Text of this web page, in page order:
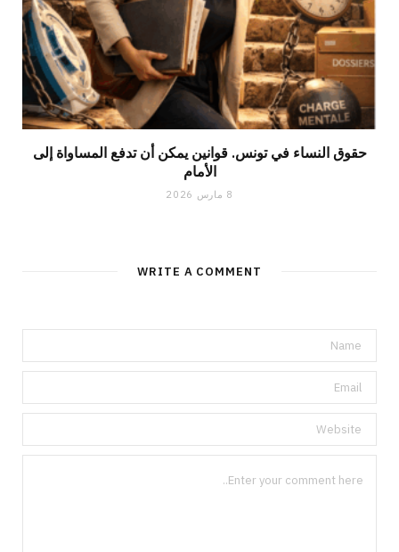
حقوق النساء في تونس. قوانين يمكن أن تدفع المساواة إلى
الأمام
8 مارس 2026
WRITE A COMMENT